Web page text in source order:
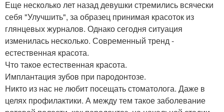
Еще несколько лет назад девушки стремились всячески
себя "Улучшить", за образец принимая красоток из
глянцевых журналов. Однако сегодня ситуация
изменилась несколько. Современный тренд -
естественная красота.
Что такое естественная красота.
Имплантация зубов при пародонтозе.
Никто из нас не любит посещать стоматолога. Даже в
целях профилактики. А между тем такое заболевание